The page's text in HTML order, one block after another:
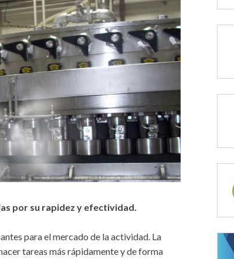
por su rapidez y efectividad.
para el mercado de la actividad. La
tareas más rápidamente y de forma